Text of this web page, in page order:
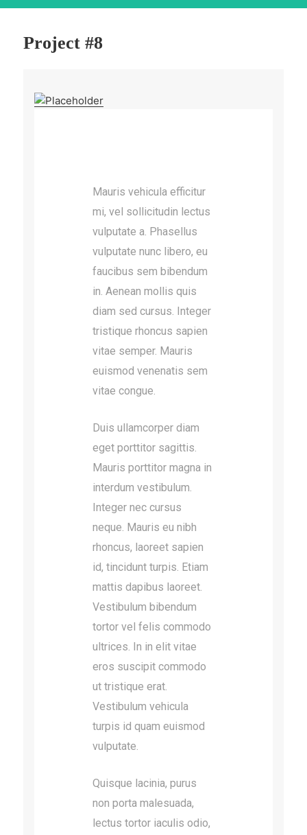
Project #8
Mauris vehicula efficitur
mi, vel sollicitudin lectus
vulputate a. Phasellus
vulputate nunc libero, eu
faucibus sem bibendum
in. Aenean mollis quis
diam sed cursus. Integer
tristique rhoncus sapien
vitae semper. Mauris
euismod venenatis sem
vitae congue.
Duis ullamcorper diam
eget porttitor sagittis.
Mauris porttitor magna in
interdum vestibulum.
Integer nec cursus
neque. Mauris eu nibh
rhoncus, laoreet sapien
id, tincidunt turpis. Etiam
mattis dapibus laoreet.
Vestibulum bibendum
tortor vel felis commodo
ultrices. In in elit vitae
eros suscipit commodo
ut tristique erat.
Vestibulum vehicula
turpis id quam euismod
vulputate.
Quisque lacinia, purus
non porta malesuada,
lectus tortor iaculis odio,